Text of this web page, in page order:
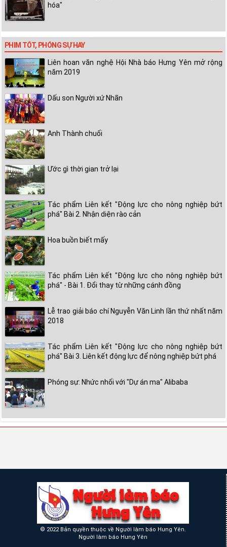
hóa"
PHIM TỐT, PHÓNG SỰ HAY
Liên hoan văn nghệ Hội Nhà báo Hưng Yên mở rộng
năm 2019
Dấu son Người xứ Nhãn
Anh Thành chuối
Ước gì thời gian trở lại
Tác phẩm Liên kết "Động lực cho nông nghiệp bứt
phá" Bài 2. Nhận diện rào cản
Hoa buồn biết mấy
Tác phẩm Liên kết "Động lực cho nông nghiệp bứt
phá" - Bài 1. Đổi thay từ những cánh đồng
Lễ trao giải báo chí Nguyễn Văn Linh lần thứ nhất năm
2018
Tác phẩm Liên kết "Động lực cho nông nghiệp bứt
phá" Bài 3. Liên kết động lực để nông nghiệp bứt phá
Phóng sự: Nhức nhối với "Dự án ma" Alibaba
© 2022 Bản quyền thuộc về Người làm báo Hưng Yên.
Người làm báo Hưng Yên